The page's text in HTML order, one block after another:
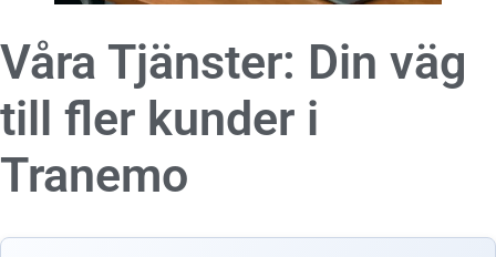
Våra Tjänster: Din väg
till fler kunder i
Tranemo